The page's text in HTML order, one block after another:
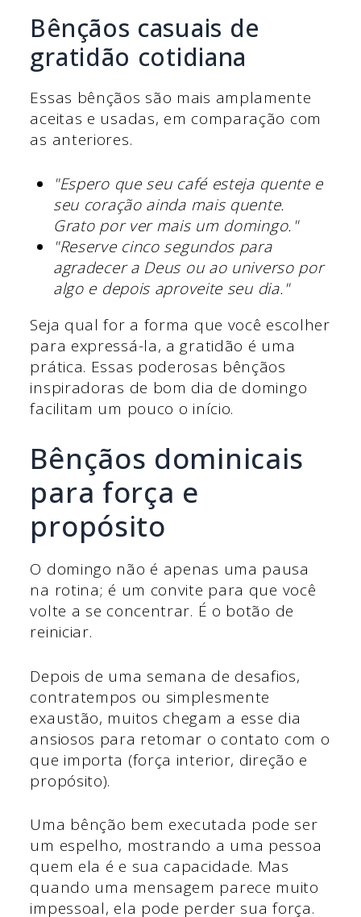
Bênçãos casuais de
gratidão cotidiana
Essas bênçãos são mais amplamente
aceitas e usadas, em comparação com
as anteriores.
"Espero que seu café esteja quente e
seu coração ainda mais quente.
Grato por ver mais um domingo."
"Reserve cinco segundos para
agradecer a Deus ou ao universo por
algo e depois aproveite seu dia."
Seja qual for a forma que você escolher
para expressá-la, a gratidão é uma
prática. Essas poderosas bênçãos
inspiradoras de bom dia de domingo
facilitam um pouco o início.
Bênçãos dominicais
para força e
propósito
O domingo não é apenas uma pausa
na rotina; é um convite para que você
volte a se concentrar. É o botão de
reiniciar.
Depois de uma semana de desafios,
contratempos ou simplesmente
exaustão, muitos chegam a esse dia
ansiosos para retomar o contato com o
que importa (força interior, direção e
propósito).
Uma bênção bem executada pode ser
um espelho, mostrando a uma pessoa
quem ela é e sua capacidade. Mas
quando uma mensagem parece muito
impessoal, ela pode perder sua força.